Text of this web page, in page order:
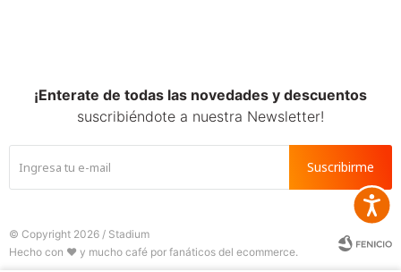
¡Enterate de todas las novedades y descuentos
suscribiéndote a nuestra Newsletter!
Suscribirme
© Copyright 2026 / Stadium
      